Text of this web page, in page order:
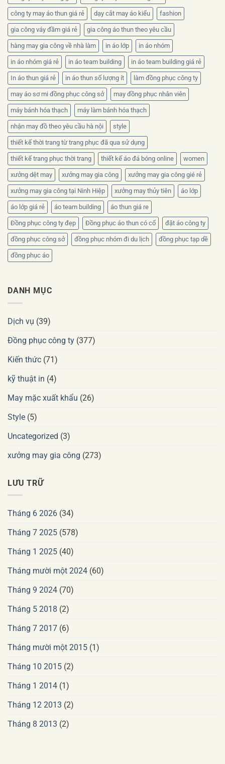
công ty may áo thun giá rẻ dạy cắt may áo kiểu fashion
gia công váy đầm giá rẻ gia công áo thun theo yêu cầu
hàng may gia công về nhà làm in áo lớp in áo nhóm
in áo nhóm giá rẻ in áo team building in áo team building giá rẻ
In áo thun giá rẻ in áo thun số lượng ít làm đồng phục công ty
may áo sơ mi đồng phục công sở may đồng phục nhân viên
máy bánh hóa thạch máy làm bánh hóa thạch
nhận may đồ theo yêu cầu hà nội style
thiết kế thời trang từ trang phục đã qua sử dụng
thiết kế trang phục thời trang thiết kế áo đá bóng online women
xưởng dệt may xưởng may gia công xưởng may gia công gié rẻ
xưởng may gia công tại Ninh Hiệp xưởng may thủy tiên áo lớp
áo lớp giá rẻ áo team building áo thun giá re
Đồng phục công ty đẹp Đồng phục áo thun có cổ đặt áo công ty
đồng phục công sở đồng phục nhóm đi du lịch đồng phục tạp dề
đồng phục áo
DANH MỤC
Dịch vụ (39)
Đồng phục công ty (377)
Kiến thức (71)
kỹ thuật in (4)
May mặc xuất khẩu (26)
Style (5)
Uncategorized (3)
xưởng may gia công (273)
LƯU TRỮ
Tháng 6 2026 (34)
Tháng 7 2025 (578)
Tháng 1 2025 (40)
Tháng mười một 2024 (60)
Tháng 9 2024 (70)
Tháng 5 2018 (2)
Tháng 7 2017 (6)
Tháng mười một 2015 (1)
Tháng 10 2015 (2)
Tháng 1 2014 (1)
Tháng 12 2013 (2)
Tháng 8 2013 (2)